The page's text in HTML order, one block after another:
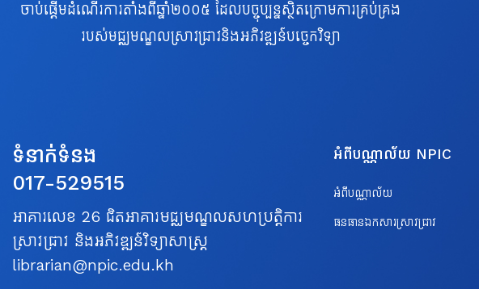
ចាប់ផ្តើមដំណើរការតាំងពីឆ្នាំ២០០៥ ដែលបច្ចុប្បន្នស្ថិតក្រោមការគ្រប់គ្រង
របស់មជ្ឈមណ្ឌលស្រាវជ្រាវនិងអភិវឌ្ឍន៍បច្ចេកវិទ្យា
ទំនាក់ទំនង
017-529515
អាគារលេខ 26 ជិតអាគារមជ្ឈមណ្ឌលសហប្រត្តិការ
ស្រាវជ្រាវ និងអភិវឌ្ឍន៍វិទ្យាសាស្ត្រ
librarian@npic.edu.kh
អំពីបណ្ណាល័យ NPIC
អំពីបណ្ណាល័យ
ធនធានឯកសារស្រាវជ្រាវ